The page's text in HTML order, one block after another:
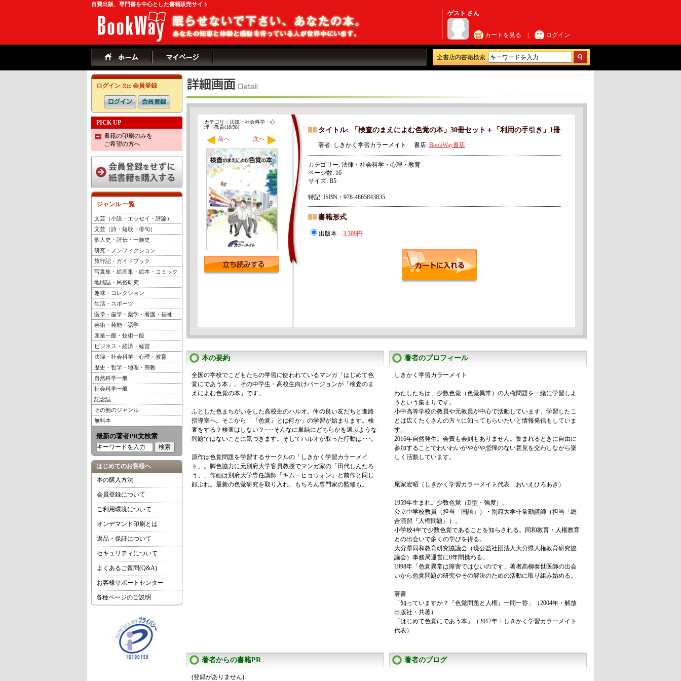
自費出版、専門書を中心とした書籍販売サイト
ゲスト さん
カートを見る ログイン
全書店内書籍検索
ログイン 又は 会員登録
PICK UP
書籍の印刷のみを
ご希望の方へ
ジャンル 一覧
文芸（小説・エッセイ・評論）
文芸（詩・短歌・俳句）
個人史・評伝・一族史
研究・ノンフィクション
旅行記・ガイドブック
写真集・絵画集・絵本・コミック
地域誌・民俗研究
趣味・コレクション
生活・スポーツ
医学・歯学・薬学・看護・福祉
芸術・芸能・語学
産業一般・技術一般
ビジネス・経済・経営
法律・社会科学・心理・教育
歴史・哲学・地理・宗教
自然科学一般
社会科学一般
記念誌
その他のジャンル
無料本
最新の著者PR文検索
はじめてのお客様へ
本の購入方法
会員登録について
ご利用環境について
オンデマンド印刷とは
返品・保証について
セキュリティについて
よくあるご質問(Q&A)
お客様サポートセンター
各種ページのご説明
カテゴリ：法律・社会科学・心
理・教育(18/98)
前へ 次へ
タイトル: 「検査のまえによむ色覚の本」30冊セット＋「利用の手引き」1冊
著者: しきかく学習カラーメイト 書店: BookWay書店
カテゴリー: 法律・社会科学・心理・教育
ページ数: 16
サイズ: B5
特記: ISBN：978-4865843835
書籍形式
出版本 3,300円
本の要約
全国の学校でこどもたちの学習に使われているマンガ「はじめて色
覚にであう本」。その中学生・高校生向けバージョンが「検査のま
えによむ色覚の本」です。
ふとした色まちがいをした高校生のハルオ。仲の良い友だちと進路
指導室へ。そこから「『色覚』とは何か」の学習が始まります。検
査をする？検査はしない？･･･そんなに単純にどちらかを選ぶような
問題ではないことに気づきます。そしてハルオが取った行動は･･･。
原作は色覚問題を学習するサークルの「しきかく学習カラーメイ
ト」。脚色協力に元別府大学客員教授でマンガ家の「田代しんたろ
う」、作画は別府大学専任講師「キム・ヒョウォン」と前作と同じ
顔ぶれ。最新の色覚研究を取り入れ、もちろん専門家の監修も。
著者のプロフィール
しきかく学習カラーメイト
わたしたちは、少数色覚（色覚異常）の人権問題を一緒に学習しよ
うという集まりです。
小中高等学校の教員や元教員が中心で活動しています。学習したこ
とは広くたくさんの方々に知ってもらいたいと情報発信もしていま
す。
2016年自然発生。会費も会則もありません。集まれるときに自由に
参加することでわいわいがやがや忌憚のない意見を交わしながら楽
しく活動しています。
尾家宏昭（しきかく学習カラーメイト代表 おいえひろあき）
1959年生まれ。少数色覚（D型・強度）。
公立中学校教員（担当「国語」）・別府大学非常勤講師（担当「総
合演習『人権問題』）。
小学校4年で少数色覚であることを知らされる。同和教育・人権教育
との出会いで多くの学びを得る。
大分県同和教育研究協議会（現公益社団法人大分県人権教育研究協
議会）事務局運営に8年間携わる。
1998年「色覚異常は障害ではないのです」著者高柳泰世医師の出会
いから色覚問題の研究やその解決のための活動に取り組み始める。
著書
「知っていますか？『色覚問題と人権』一問一答」（2004年・解放
出版社・共著）
「はじめて色覚にであう本」（2017年・しきかく学習カラーメイト
代表）
著者からの書籍PR
(登録がありません)
著者のブログ